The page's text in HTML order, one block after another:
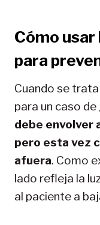
Cómo
para
Cuando se
para un caso
debe envolver
pero esta vez
afuera. Como
lado refleja la
al paciente a